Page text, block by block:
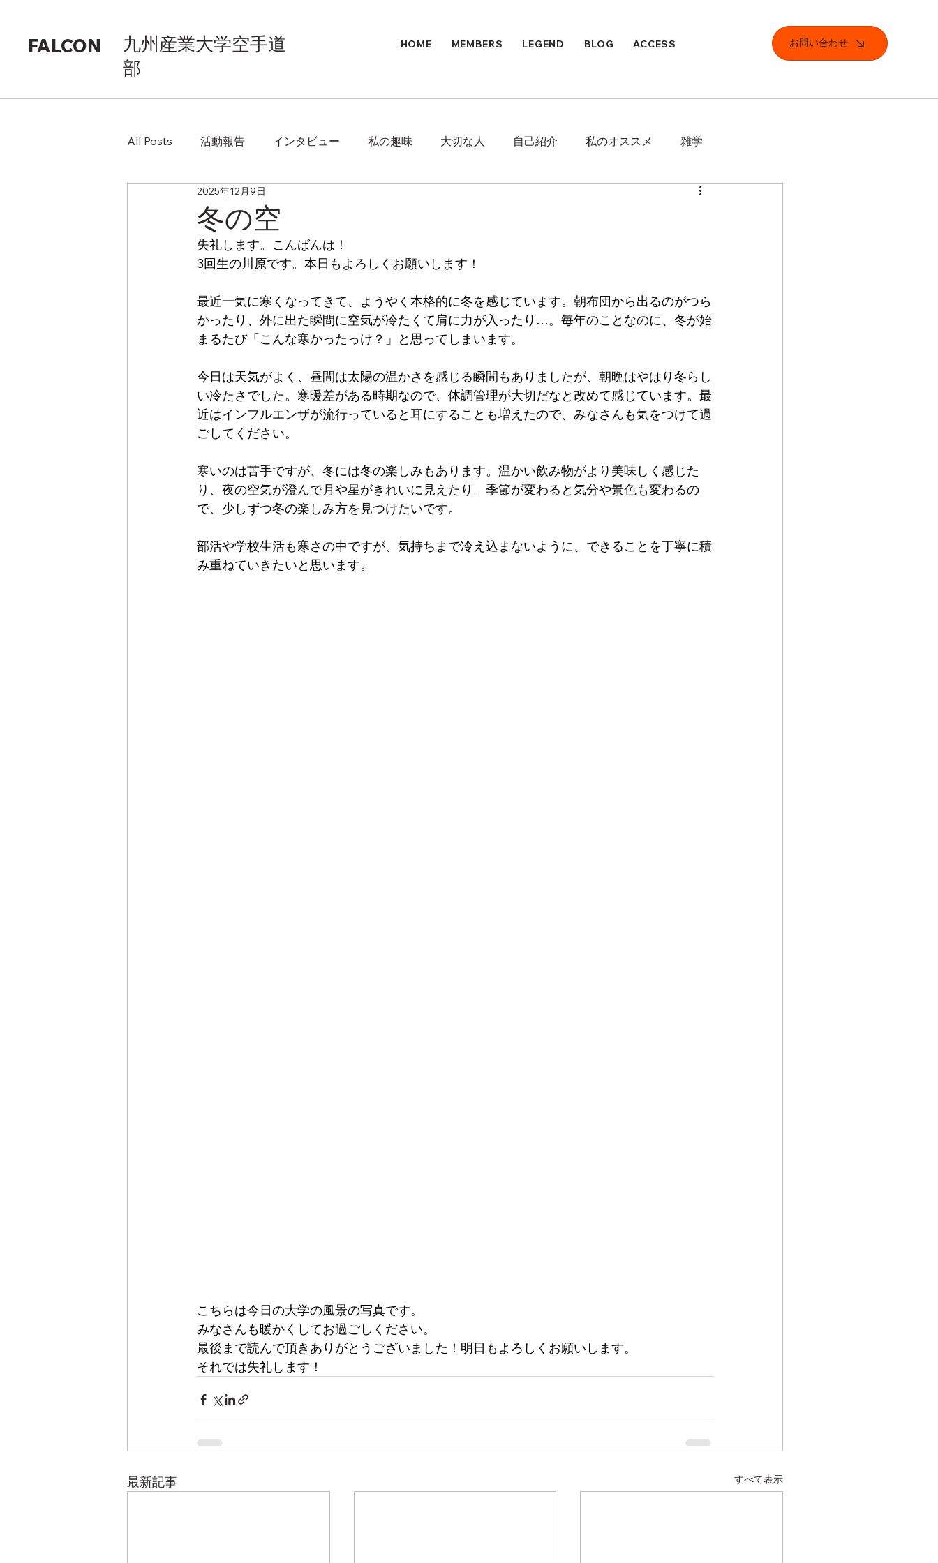
HOME MEMBERS LEGEND BLOG ACCESS お問い合わせ
FALCON
九州産業大学空手道
部
All Posts 活動報告 インタビュー 私の趣味 大切な人 自己紹介 私のオススメ 雑学
冬の空
2025年12月9日
失礼します。こんばんは！
3回生の川原です。本日もよろしくお願いします！
最近一気に寒くなってきて、ようやく本格的に冬を感じています。朝布団から出るのがつら
かったり、外に出た瞬間に空気が冷たくて肩に力が入ったり…。毎年のことなのに、冬が始
まるたび「こんな寒かったっけ？」と思ってしまいます。
今日は天気がよく、昼間は太陽の温かさを感じる瞬間もありましたが、朝晩はやはり冬らし
い冷たさでした。寒暖差がある時期なので、体調管理が大切だなと改めて感じています。最
近はインフルエンザが流行っていると耳にすることも増えたので、みなさんも気をつけて過
ごしてください。
寒いのは苦手ですが、冬には冬の楽しみもあります。温かい飲み物がより美味しく感じた
り、夜の空気が澄んで月や星がきれいに見えたり。季節が変わると気分や景色も変わるの
で、少しずつ冬の楽しみ方を見つけたいです。
部活や学校生活も寒さの中ですが、気持ちまで冷え込まないように、できることを丁寧に積
み重ねていきたいと思います。
こちらは今日の大学の風景の写真です。
みなさんも暖かくしてお過ごしください。
最後まで読んで頂きありがとうございました！明日もよろしくお願いします。
それでは失礼します！
最新記事 すべて表示